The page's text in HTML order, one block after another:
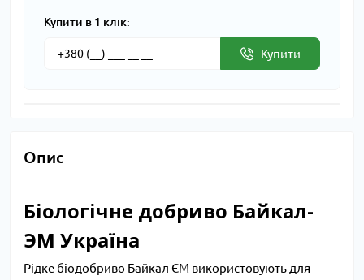
Купити в 1 клік:
Купити
Опис
Біологічне добриво Байкал-
ЭМ Україна
Рідке біодобриво Байкал ЄМ використовують для